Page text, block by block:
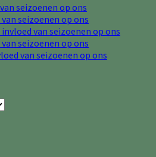
seizoenen op ons
seizoenen op ons
invloed van seizoenen op ons
seizoenen op ons
van seizoenen op ons